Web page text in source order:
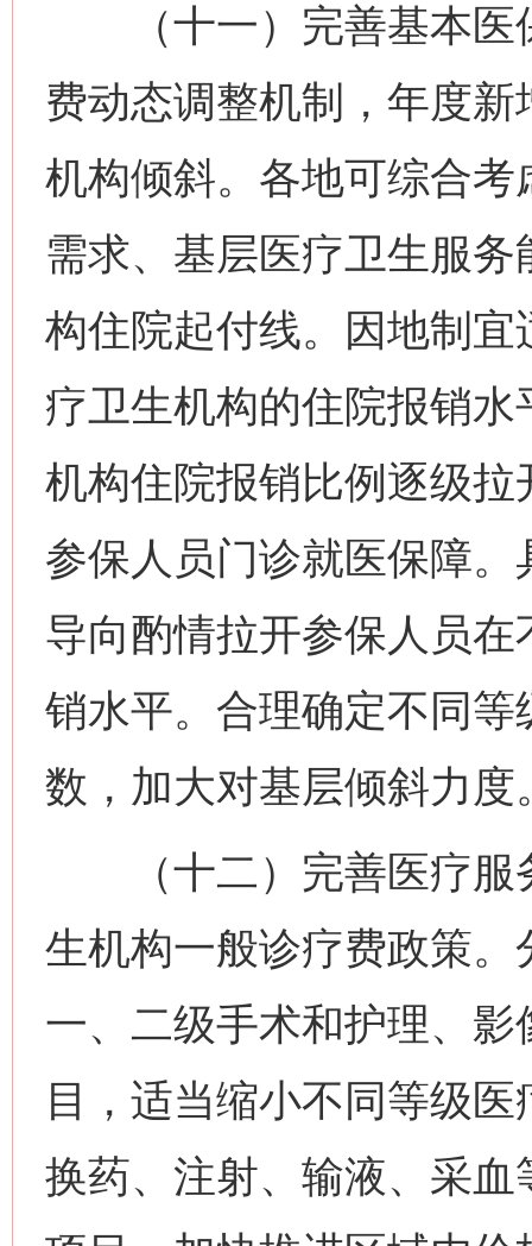
（十一）完善基本医
费动态调整机制，年度
机构倾斜。各地可综合
需求、基层医疗卫生服
构住院起付线。因地制
疗卫生机构的住院报销
机构住院报销比例逐级
参保人员门诊就医保障
导向酌情拉开参保人员
销水平。合理确定不同
数，加大对基层倾斜力度
（十二）完善医疗服
生机构一般诊疗费政策
一、二级手术和护理、
目，适当缩小不同等级
换药、注射、输液、采